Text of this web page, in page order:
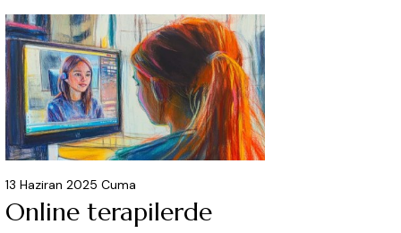
13 Haziran 2025 Cuma
Online terapilerde